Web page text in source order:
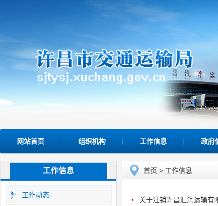
网站首页 组织机构 工作信息 政府
工作信息
工作动态
首页 > 工作信息
关于注销许昌汇润运输有